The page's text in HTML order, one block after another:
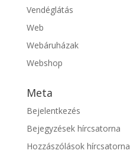
Vendéglátás
Web
Webáruházak
Webshop
Meta
Bejelentkezés
Bejegyzések hírcsatorna
Hozzászólások hírcsatorna